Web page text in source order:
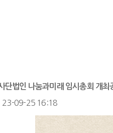
단법인 나눔과미래 임시총회 개최
23-09-25 16:18